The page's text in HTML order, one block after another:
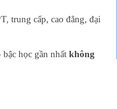
trung cấp, cao đẳng, đại
học gần nhất không